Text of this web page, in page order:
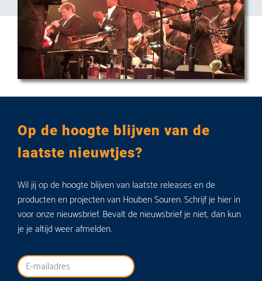
Op de hoogte blijven van de
laatste nieuwtjes?
Wil jij op de hoogte blijven van laatste releases en de
producten en projecten van Houben Souren. Schrijf je hier in
voor onze nieuwsbrief. Bevalt de nieuwsbrief je niet, dan kun
je je altijd weer afmelden.